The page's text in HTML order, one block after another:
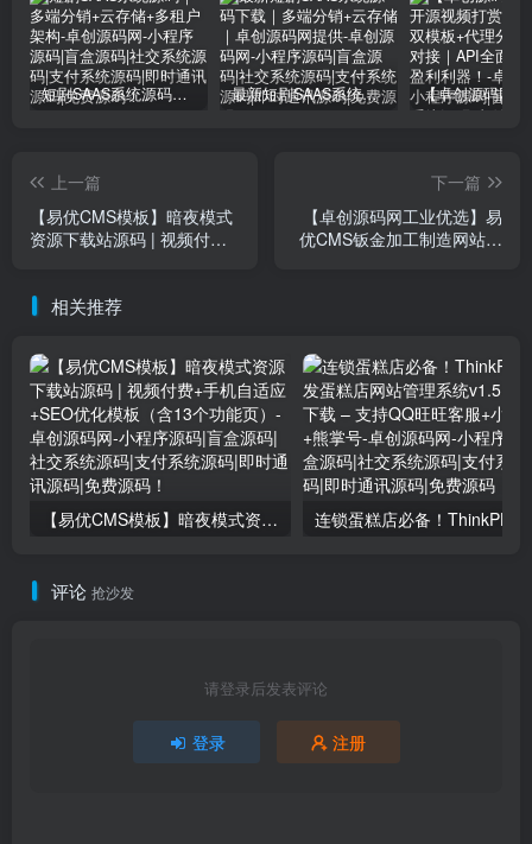
短剧SAAS系统源码｜多端分销+云存储+多租户架构 最新短剧SAAS系统源码下载｜多端分销+云存储｜卓创源码网提供
上一篇
【易优CMS模板】暗夜模式
资源下载站源码 | 视频付费
下一篇
【卓创源码网工业优选】易
优CMS钣金加工制造网站模
相关推荐
【易优CMS模板】暗夜模式资源下载站源码 | 视频付费+手机自适应+SEO优化模板（含13个功能页）
评论 抢沙发
请登录后发表评论
登录 注册